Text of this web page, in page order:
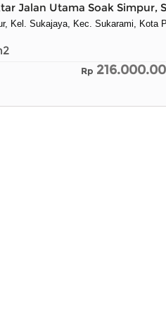
Jalan Utama Soak Simpur,
Kel. Sukajaya, Kec. Sukarami, Kota
Rp